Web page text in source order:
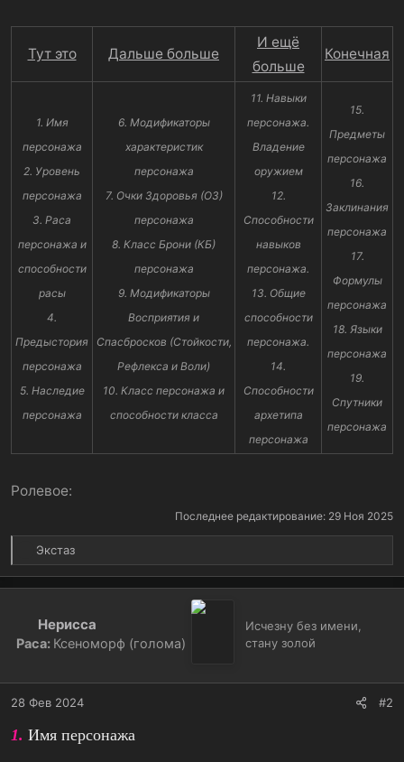
Тут это Дальше больше
И ещё
больше
Конечная
1. Имя
персонажа
2. Уровень
персонажа
3. Раса
персонажа и
способности
расы
4.
Предыстория
персонажа
5. Наследие
персонажа
6. Модификаторы
характеристик
персонажа
7. Очки Здоровья (ОЗ)
персонажа
8. Класс Брони (КБ)
персонажа
9. Модификаторы
Восприятия и
Спасбросков (Стойкости,
Рефлекса и Воли)
10. Класс персонажа и
способности класса
11. Навыки
персонажа.
Владение
оружием
12.
Способности
навыков
персонажа.
13. Общие
способности
персонажа.
14.
Способности
архетипа
персонажа
15.
Предметы
персонажа
16.
Заклинания
персонажа
17.
Формулы
персонажа
18. Языки
персонажа
19.
Спутники
персонажа
Ролевое:
Последнее редактирование: 29 Ноя 2025
Р
е
ц
и
Экстаз
Нерисса
Раса: Ксеноморф (голома)
Исчезну без имени,
стану золой
28 Фев 2024 #2
1. Имя персонажа